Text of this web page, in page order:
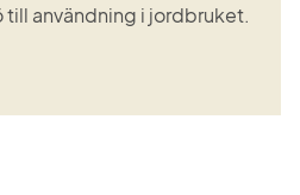
till användning i jordbruket.